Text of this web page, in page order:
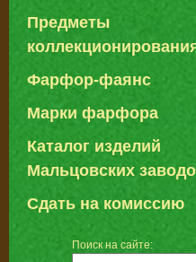
Предметы
Фарфор-фаянс
Марки фарфора
Каталог изделий
Мальцовских
Сдать на комиссию
Поиск на сайте: